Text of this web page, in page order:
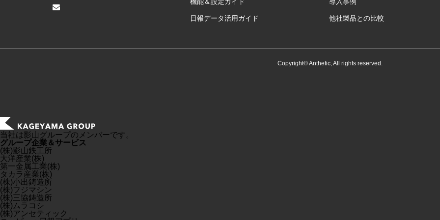
日報データ活用ガイド 他社製品との比較
Copyright© Anthetic, All rights reserved.
当社は影山グループのメンバーです。
グループ企業＆サービス
(株)影山鉄工所
大洋産業(株)
第一金属工業(株)
タカラ産業(株)
(株)小出鋳造所
(株)フジマシン
(株)三協鋳造所
(株)ムラコシ
(株)アンセティック